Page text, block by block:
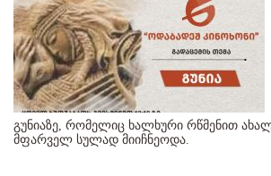
გუნიაზე, რომელიც ხალხური რწმენით
მფარველ სულად მიიჩნეოდა.